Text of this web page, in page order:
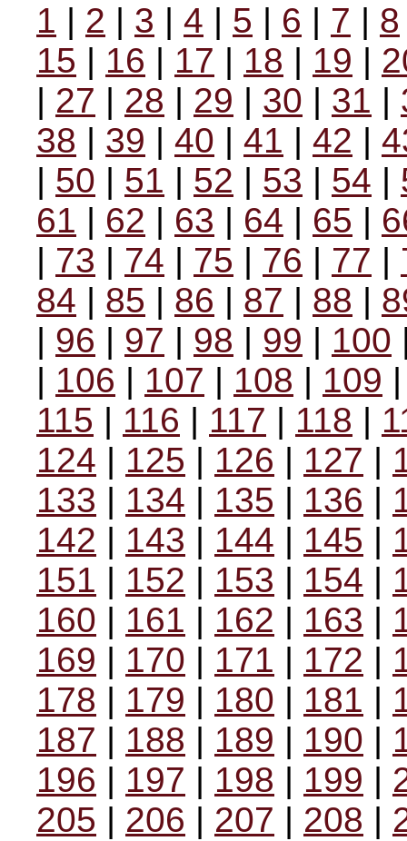
1 | 2 | 3 | 4 | 5 | 6 | 7 | 8
15 | 16 | 17 | 18 | 19 |
| 27 | 28 | 29 | 30 | 31 |
38 | 39 | 40 | 41 | 42 |
| 50 | 51 | 52 | 53 | 54 |
61 | 62 | 63 | 64 | 65 |
| 73 | 74 | 75 | 76 | 77 |
84 | 85 | 86 | 87 | 88 |
| 96 | 97 | 98 | 99 | 100
| 106 | 107 | 108 | 109
115 | 116 | 117 | 118 |
124 | 125 | 126 | 127 |
133 | 134 | 135 | 136 |
142 | 143 | 144 | 145 |
151 | 152 | 153 | 154 |
160 | 161 | 162 | 163 |
169 | 170 | 171 | 172 |
178 | 179 | 180 | 181 |
187 | 188 | 189 | 190 |
196 | 197 | 198 | 199 |
205 | 206 | 207 | 208 |